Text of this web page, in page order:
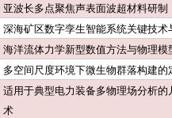
亚波长多点聚焦声表面波超材料研制
深海矿区数字孪生智能系统关键技术
海洋流体力学新型数值方法与物理模
多空间尺度环境下微生物群落构建的
适用于典型电力装备多物理场分析
术